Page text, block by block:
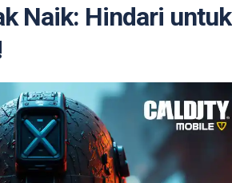
Naik: Hindari untuk